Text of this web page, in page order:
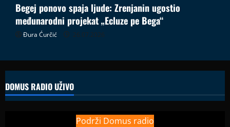
Begej ponovo spaja ljude: Zrenjanin ugostio
međunarodni projekat „Ecluze pe Bega“
Đura Ćurčić 26.07.2026
DOMUS RADIO UŽIVO
Podrži Domus radio